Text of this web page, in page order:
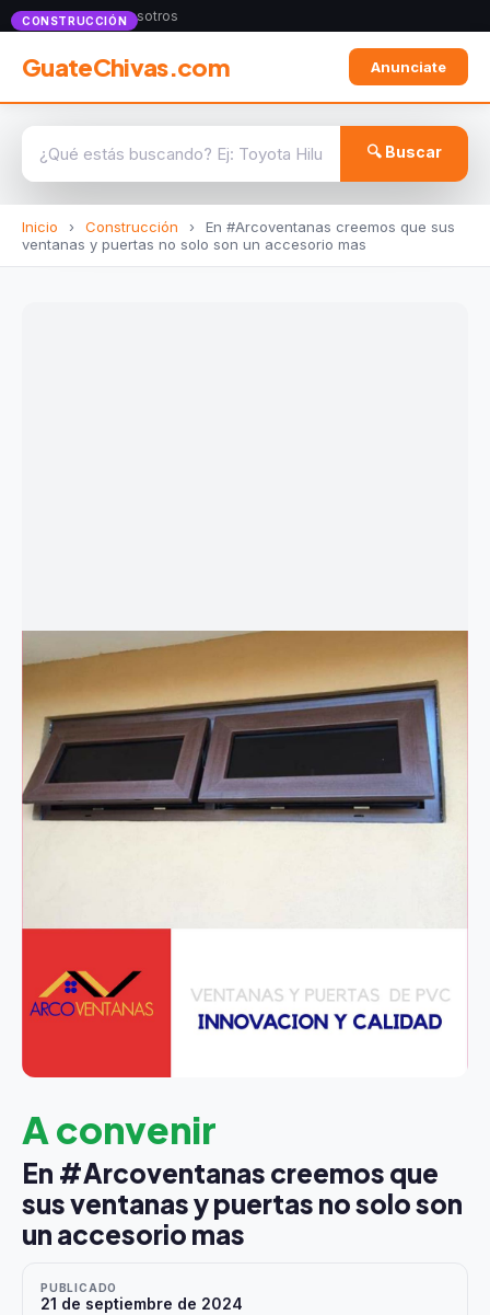
Anunciate con nosotros
GuateChivas.com Anunciate
🔍 Buscar
Inicio › Construcción ›
En #Arcoventanas creemos que sus
ventanas y puertas no solo son un accesorio mas
CONSTRUCCIÓN
A convenir
En #Arcoventanas creemos que
sus ventanas y puertas no solo son
un accesorio mas
PUBLICADO
21 de septiembre de 2024